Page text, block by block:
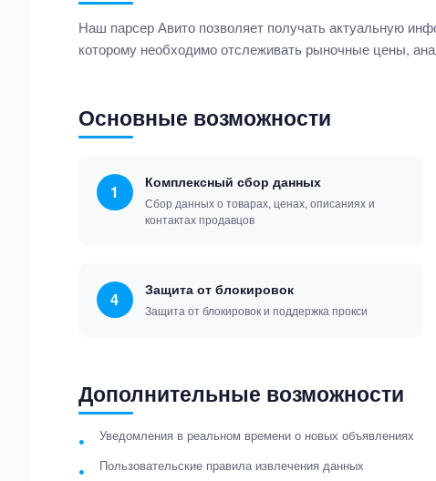
Наш парсер Авито позволяет получать актуальную
которому необходимо отслеживать рыночные цены,
Основные возможности
1 Комплексный сбор данных
Сбор данных о товарах, ценах, описаниях и
контактах продавцов
4 Защита от блокировок
Защита от блокировок и поддержка прокси
Дополнительные возможности
Уведомления в реальном времени о новых объявлениях
Пользовательские правила извлечения данных